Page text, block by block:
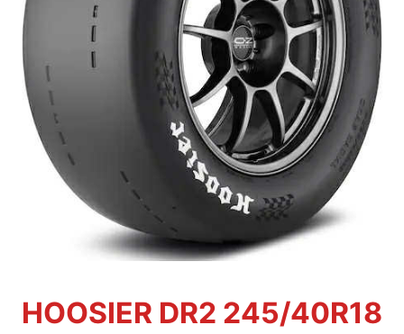
HOOSIER DR2 245/40R18